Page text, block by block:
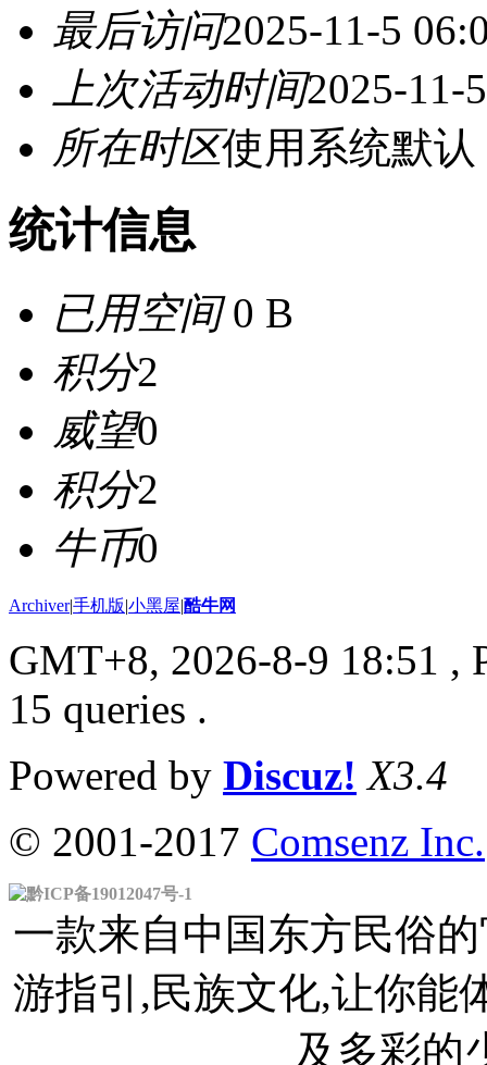
最后访问2025-11-5
上次活动时间2025-11-
所在时区使用系统默认
统计信息
已用空间0 B
积分2
威望0
积分2
牛币0
Archiver|手机版|小黑屋|酷牛网
GMT+8, 2026-8-9 18:51 ,
15 queries .
Powered by Discuz! X3.4
© 2001-2017 Comsenz Inc.
黔ICP备19012047号-1
一款来自中国东方民俗
游指引,民族文化,让你能
及多彩的